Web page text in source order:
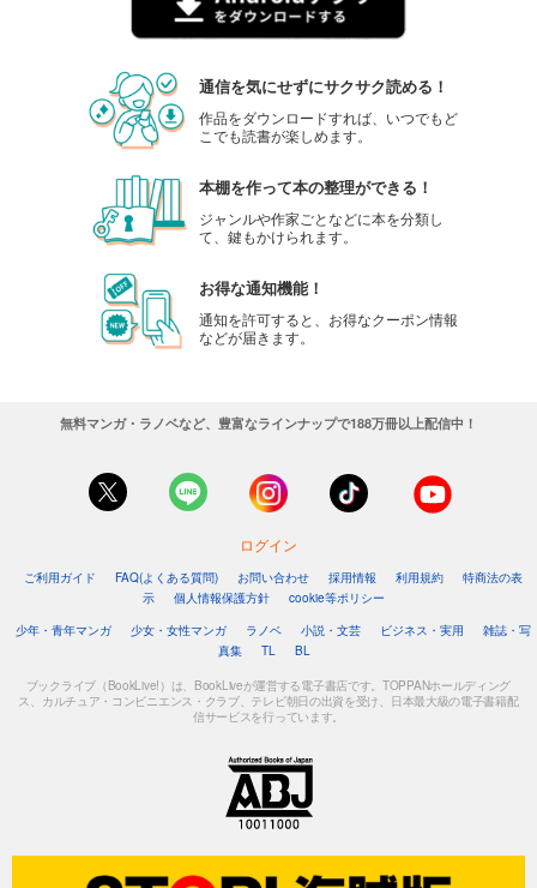
通信を気にせずにサクサク読める！
作品をダウンロードすれば、いつでもど
こでも読書が楽しめます。
本棚を作って本の整理ができる！
ジャンルや作家ごとなどに本を分類し
て、鍵もかけられます。
お得な通知機能！
通知を許可すると、お得なクーポン情報
などが届きます。
無料マンガ・ラノベなど、豊富なラインナップで188万冊以上配信中！
ログイン
ご利用ガイド FAQ(よくある質問) お問い合わせ 採用情報 利用規約
特商法の表
示
個人情報保護方針
cookie等ポリシー
少年・青年マンガ
少女・女性マンガ ラノベ 小説・文芸 ビジネス・実用
雑誌・写
真集
TL BL
ブックライブ（BookLive!）は、BookLiveが運営する電子書店です。TOPPANホールディング
ス、カルチュア・コンビニエンス・クラブ、テレビ朝日の出資を受け、日本最大級の電子書籍配
信サービスを行っています。